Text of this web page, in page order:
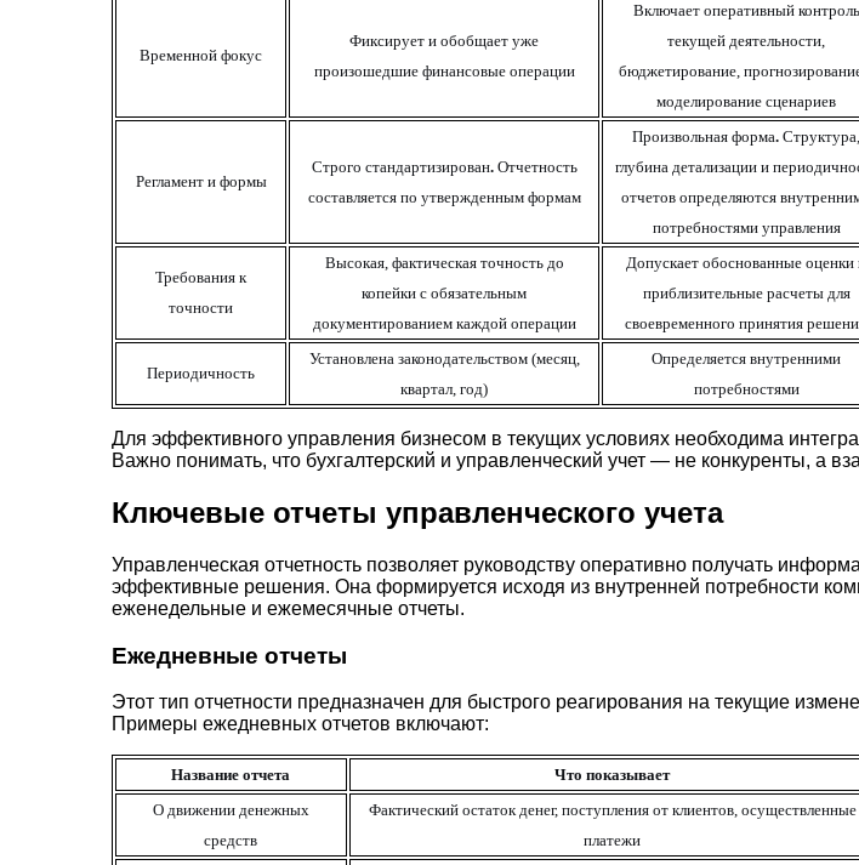
Временной фокус
Фиксирует и обобщает уже
произошедшие финансовые операции
Включает оперативный контроль
текущей деятельности,
бюджетирование,
моделирование сценариев
Регламент и формы
Строго стандартизирован. Отчетность
составляется по утвержденным формам
Произвольная форма. Структура,
глубина детализации и
отчетов определяются
потребностями управления
Требования к
точности
Высокая, фактическая точностьдо
копейки с обязательным
документированием каждой операции
Допускает обоснованные оценки
приблизительные расчетыдля
своевременного принятия
Периодичность
Установлена законодательством (месяц,
квартал, год)
Определяется внутренними
потребностями
Для эффективного управления бизнесом в текущих условиях необходима
Важно понимать, что бухгалтерский и управленческий учет — не конкуренты, а
Ключевые отчеты управленческого учета
Управленческая отчетность позволяет руководству оперативно получать
эффективные решения. Она формируется исходя из внутренней потребности
еженедельные и ежемесячные отчеты.
Ежедневные отчеты
Этот тип отчетности предназначен для быстрого реагирования на текущие
Примеры ежедневных отчетов включают:
Названиеотчета
Что показывает
О движении денежных
средств
Фактический остаток денег, поступления от клиентов, осуществленные
платежи